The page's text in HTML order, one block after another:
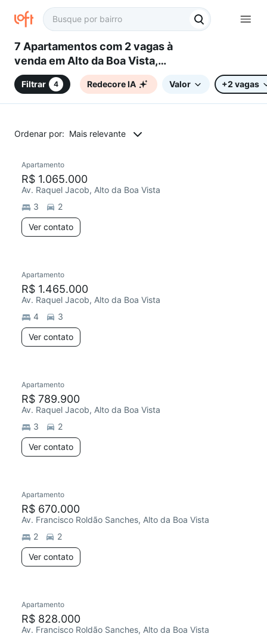
7 Apartamentos com 2 vagas à
venda em Alto da Boa Vista,
Sorocaba, SP
Filtrar 4 Redecore IA Valor +2 vagas
Ordenar por: Mais relevante
Redecorar
Apartamento
R$ 1.065.000
Av. Raquel Jacob, Alto da Boa Vista
3
2
Ver contato
Redecorar
Apartamento
R$ 1.465.000
Av. Raquel Jacob, Alto da Boa Vista
4
3
Ver contato
Redecorar
Apartamento
R$ 789.900
Av. Raquel Jacob, Alto da Boa Vista
3
2
Ver contato
Chegou este mês
Apartamento
R$ 670.000
Av. Francisco Roldão Sanches, Alto da Boa Vista
2
2
Ver contato
Chegou há 7 dias
Apartamento
R$ 828.000
Av. Francisco Roldão Sanches, Alto da Boa Vista